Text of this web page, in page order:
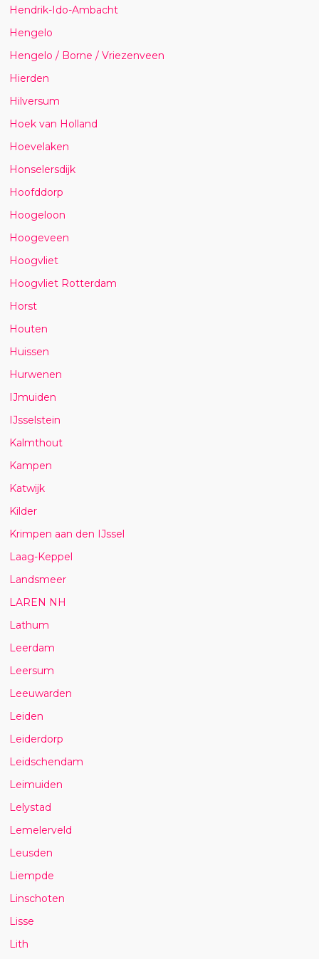
Hendrik-Ido-Ambacht
Hengelo
Hengelo / Borne / Vriezenveen
Hierden
Hilversum
Hoek van Holland
Hoevelaken
Honselersdijk
Hoofddorp
Hoogeloon
Hoogeveen
Hoogvliet
Hoogvliet Rotterdam
Horst
Houten
Huissen
Hurwenen
IJmuiden
IJsselstein
Kalmthout
Kampen
Katwijk
Kilder
Krimpen aan den IJssel
Laag-Keppel
Landsmeer
LAREN NH
Lathum
Leerdam
Leersum
Leeuwarden
Leiden
Leiderdorp
Leidschendam
Leimuiden
Lelystad
Lemelerveld
Leusden
Liempde
Linschoten
Lisse
Lith